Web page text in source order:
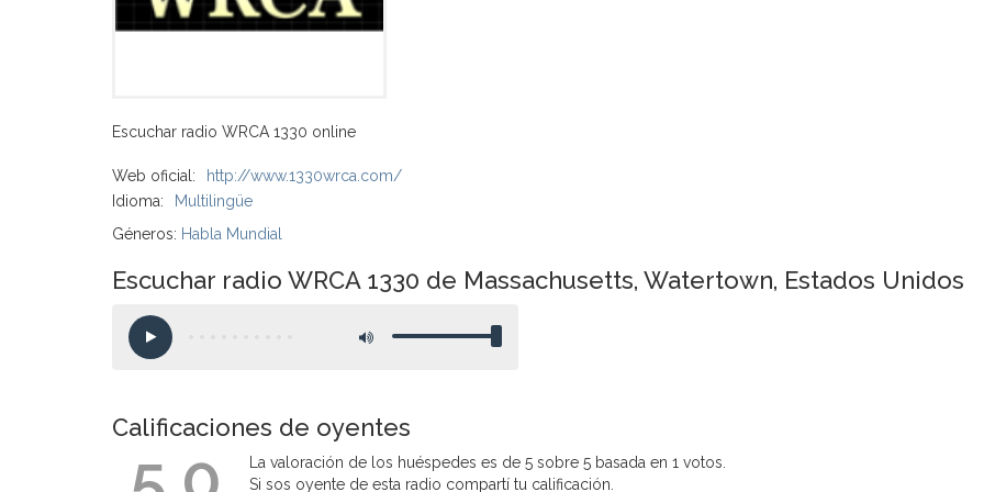
Escuchar radio WRCA 1330 online
Web oficial:
http://www.1330wrca.com/
Idioma:
Multilingüe
Géneros: Habla Mundial
Escuchar radio WRCA 1330 de Massachusetts, Watertown, Estados Unidos
Calificaciones de oyentes
La valoración de los huéspedes es de 5 sobre 5 basada en 1 votos.
Si sos oyente de esta radio compartí tu calificación.